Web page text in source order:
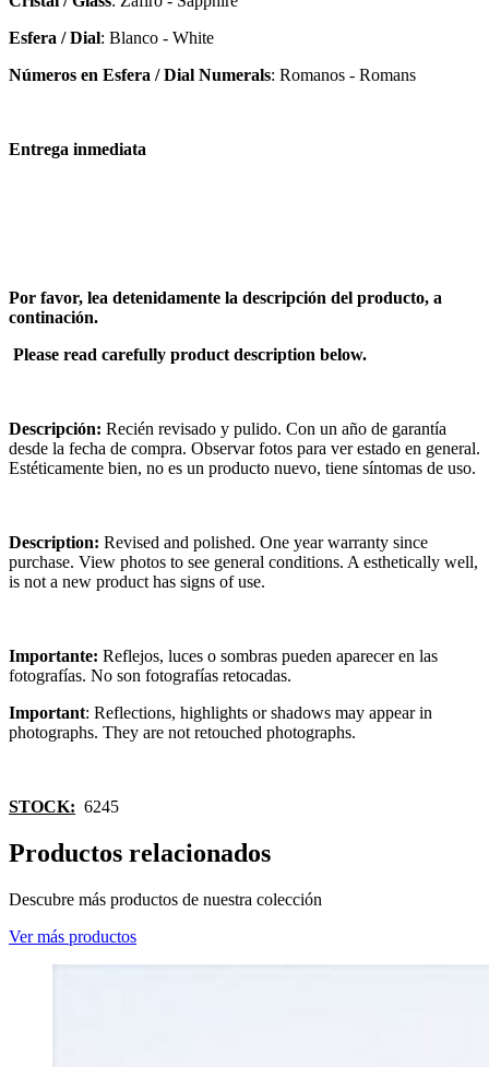
Esfera / Dial: Blanco - White
Números en Esfera / Dial Numerals: Romanos - Romans
Entrega inmediata
Por favor, lea detenidamente la descripción del producto, a
continación.
Please read carefully product description below.
Descripción: Recién revisado y pulido. Con un año de garantía
desde la fecha de compra. Observar fotos para ver estado en general.
Estéticamente bien, no es un producto nuevo, tiene síntomas de uso.
Description: Revised and polished. One year warranty since
purchase. View photos to see general conditions. A esthetically well,
is not a new product has signs of use.
Importante: Reflejos, luces o sombras pueden aparecer en las
fotografías. No son fotografías retocadas.
Important: Reflections, highlights or shadows may appear in
photographs. They are not retouched photographs.
STOCK: 6245
Productos relacionados
Descubre más productos de nuestra colección
Ver más productos